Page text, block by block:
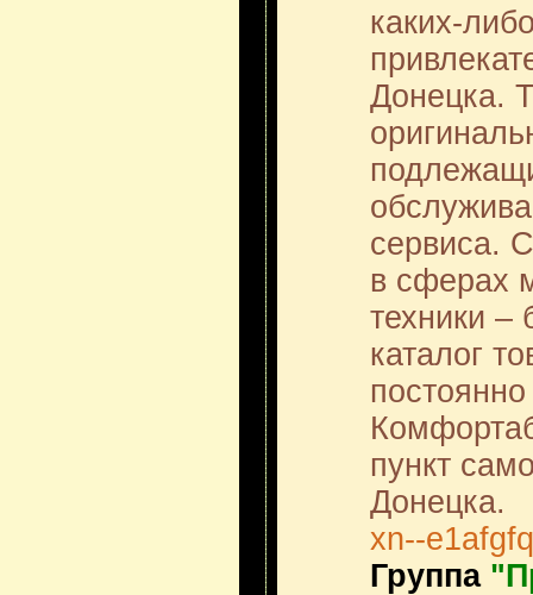
каких-
Донецка.
сервиса.
в сферах
техники –
каталог
пункт
Донецка.
xn--
Группа